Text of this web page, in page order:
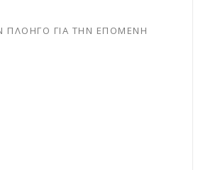
ΠΛΟΗΓΌ ΓΙΑ ΤΗΝ ΕΠΌΜΕΝΗ